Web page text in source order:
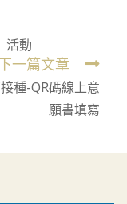
活動
一篇文章
種-QR碼線上意
願書填寫